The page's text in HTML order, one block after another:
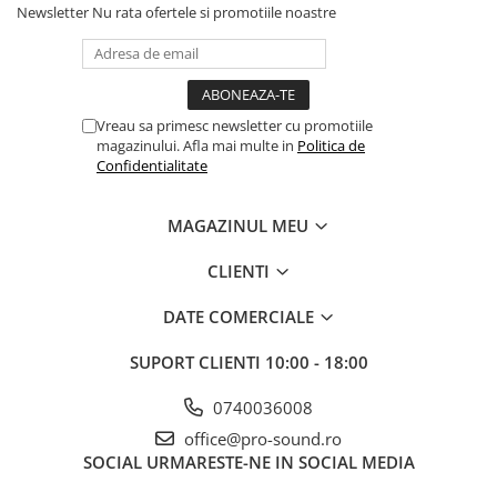
Scene şi Ring-uri de Dans
Chitare si bass
Instrumente de percutie
Instrumente traditionale
Accesorii Pick-up si Vinyl
Case-uri DJ
Newsletter Nu rata ofertele si promotiile noastre
Vreau sa primesc newsletter cu promotiile
magazinului. Afla mai multe in Politica de
Confidentialitate
MAGAZINUL MEU
CLIENTI
DATE COMERCIALE
SUPORT CLIENTI 10:00 - 18:00
0740036008
office@pro-sound.ro
SOCIAL URMARESTE-NE IN SOCIAL MEDIA